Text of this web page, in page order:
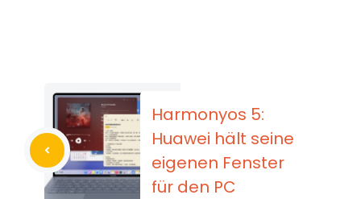
Harmonyos 5:
Huawei hält seine
eigenen Fenster
für den PC